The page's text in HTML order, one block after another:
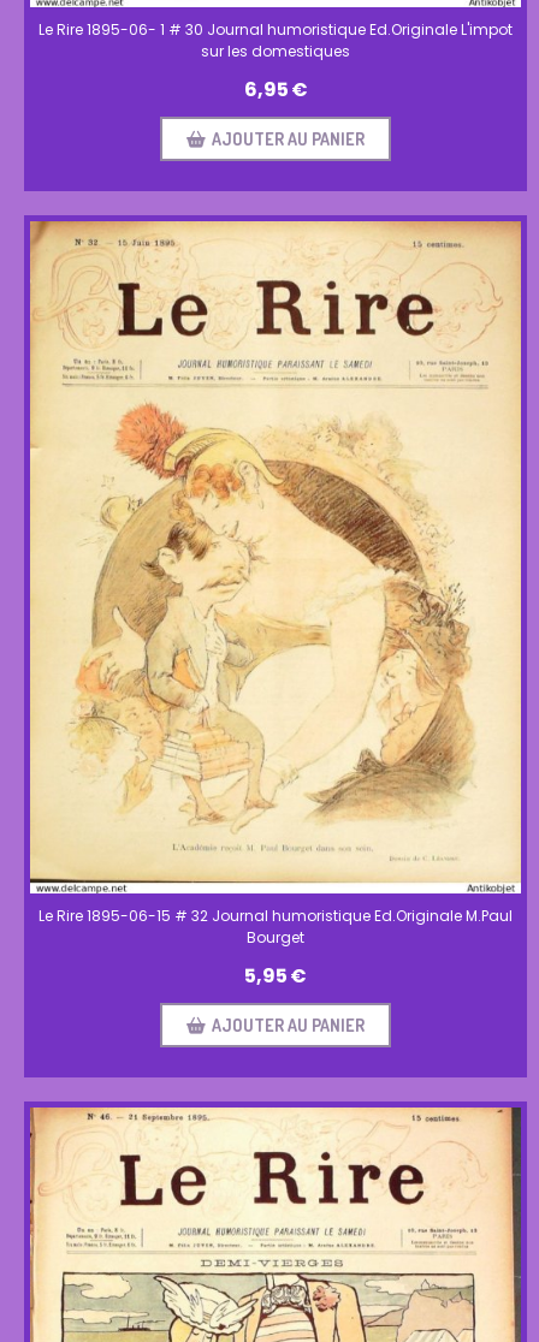
Le Rire 1895-06- 1 # 30 Journal humoristique Ed.Originale L'impot
sur les domestiques
6,95€
AJOUTER AU PANIER
Le Rire 1895-06-15 # 32 Journal humoristique Ed.Originale M.Paul
Bourget
5,95€
AJOUTER AU PANIER